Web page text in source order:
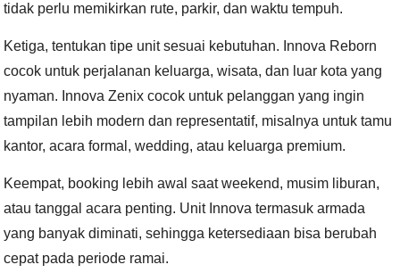
tidak perlu memikirkan rute, parkir, dan waktu tempuh.
Ketiga, tentukan tipe unit sesuai kebutuhan. Innova Reborn
cocok untuk perjalanan keluarga, wisata, dan luar kota yang
nyaman. Innova Zenix cocok untuk pelanggan yang ingin
tampilan lebih modern dan representatif, misalnya untuk tamu
kantor, acara formal, wedding, atau keluarga premium.
Keempat, booking lebih awal saat weekend, musim liburan,
atau tanggal acara penting. Unit Innova termasuk armada
yang banyak diminati, sehingga ketersediaan bisa berubah
cepat pada periode ramai.